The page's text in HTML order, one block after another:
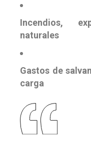
Incendios,
naturales
Gastos de
carga